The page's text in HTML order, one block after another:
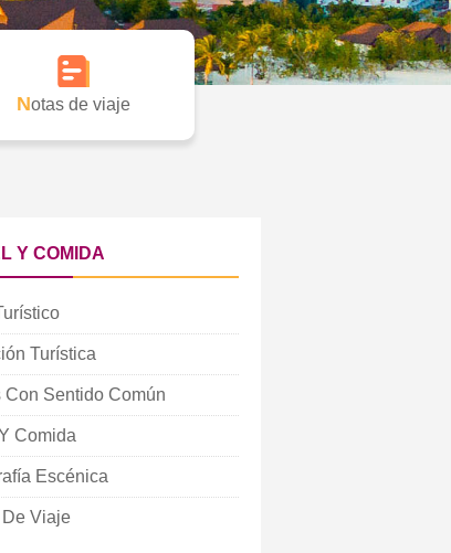
Notas de viaje
Y COMIDA
Turística
Con Sentido Común
Comida
Escénica
De Viaje